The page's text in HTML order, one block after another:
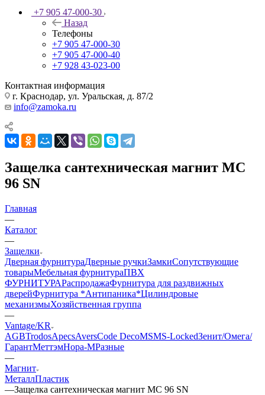
+7 905 47-000-30
Назад
Телефоны
+7 905 47-000-30
+7 905 47-000-40
+7 928 43-023-00
Контактная информация
г. Краснодар, ул. Уральская, д. 87/2
info@zamoka.ru
Защелка сантехническая магнит MC
96 SN
Главная
—
Каталог
—
Защелки
Дверная фурнитураДверные ручкиЗамкиСопутствующие
товарыМебельная фурнитураПВХ
ФУРНИТУРАРаспродажаФурнитура для раздвижных
дверейФурнитура *Антипаника*Цилиндровые
механизмыХозяйственная группа
—
Vantage/KR
AGBTrodosApecsAversCode DecoMSMS-LockedЗенит/Омега/
ГарантМеттэмНора-МРазные
—
Магнит
МеталлПластик
—Защелка сантехническая магнит MC 96 SN